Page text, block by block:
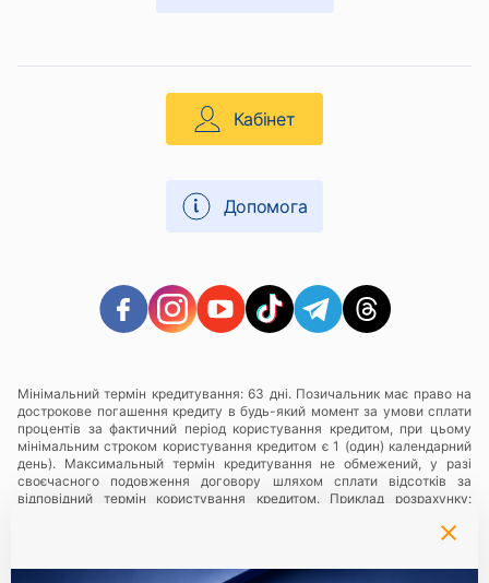
Кабінет
Допомога
Мінімальний термін кредитування: 63 дні. Позичальник має право на
дострокове погашення кредиту в будь-який момент за умови сплати
процентів за фактичний період користування кредитом, при цьому
мінімальним строком користування кредитом є 1 (один) календарний
день). Максимальный термін кредитування не обмежений, у разі
своєчасного подовження договору шляхом сплати відсотків за
відповідний термін користування кредитом. Приклад розрахунку:
1,3% в день, приклад розрахунку: при сумі кредиту 1000 грн., плата за
користування 63 календарні дні Позичальнику необхідно буде